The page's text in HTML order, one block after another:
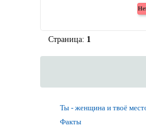
Страница: 1
Ты - женщина и твоё
Факты